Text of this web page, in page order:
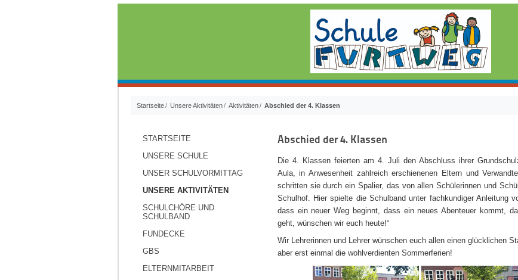
Startseite Unsere Aktivitäten Aktivitäten Abschied der 4. Klassen
STARTSEITE
UNSERE SCHULE
UNSER SCHULVORMITTAG
UNSERE AKTIVITÄTEN
SCHULCHÖRE UND
SCHULBAND
FUNDECKE
GBS
ELTERNMITARBEIT
Abschied der 4. Klassen
Die 4. Klassen feierten am 4. Juli den Abschluss ihrer
Aula, in Anwesenheit zahlreich erschienenen Eltern und
schritten sie durch ein Spalier, das von allen Schülerinnen und
Schulhof. Hier spielte die Schulband unter fachkundiger Anleitung
dass ein neuer Weg beginnt, dass ein neues Abenteuer kommt,
geht, wünschen wir euch heute!“
Wir Lehrerinnen und Lehrer wünschen euch allen einen glücklichen
aber erst einmal die wohlverdienten Sommerferien!